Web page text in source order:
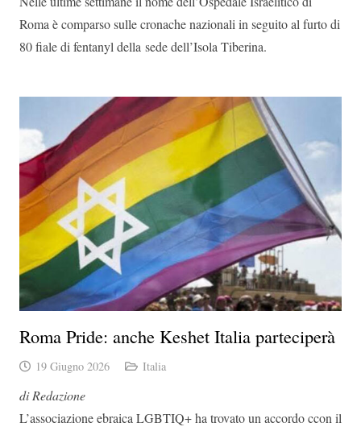
Roma è comparso sulle cronache nazionali in seguito al furto di
80 fiale di fentanyl della sede dell’Isola Tiberina.
Roma Pride: anche Keshet Italia parteciperà
19 Giugno 2026 Italia
di Redazione
L’associazione ebraica LGBTIQ+ ha trovato un accordo ccon il